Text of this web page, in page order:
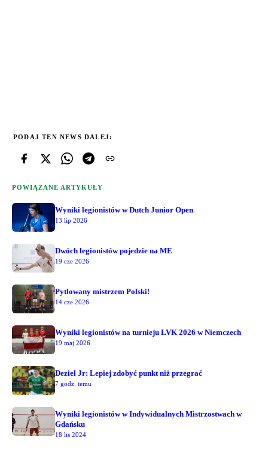
PODAJ TEN NEWS DALEJ:
POWIĄZANE ARTYKUŁY
Wyniki legionistów w Dutch Junior Open
13 lip 2026
Dwóch legionistów pojedzie na ME
19 cze 2026
Pytlowany mistrzem Polski!
14 cze 2026
Wyniki legionistów na turnieju LVK 2026 w Niemczech
19 maj 2026
Deziel Jr: Lepiej zdobyć punkt niż przegrać
7 godz. temu
Wyniki legionistów w Indywidualnych Mistrzostwach w
Gdańsku
18 lis 2024